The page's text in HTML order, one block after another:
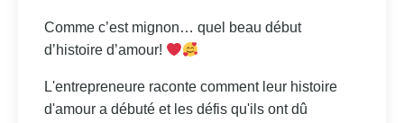
Comme c’est mignon… quel beau début
d’histoire d’amour!
L'entrepreneure raconte comment leur histoire
d'amour a débuté et les défis qu'ils ont dû